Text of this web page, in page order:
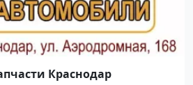
Краснодар